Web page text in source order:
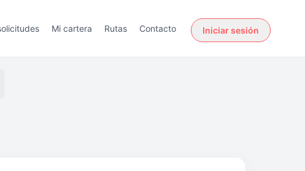
Mi cartera Rutas Contacto Iniciar sesión